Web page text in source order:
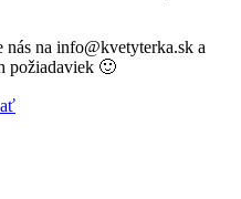
na info@kvetyterka.sk a
požiadaviek 🙂